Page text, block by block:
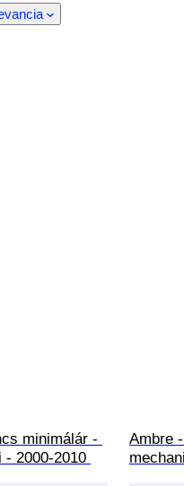
minimálár -
- 2000-2010
Ambre